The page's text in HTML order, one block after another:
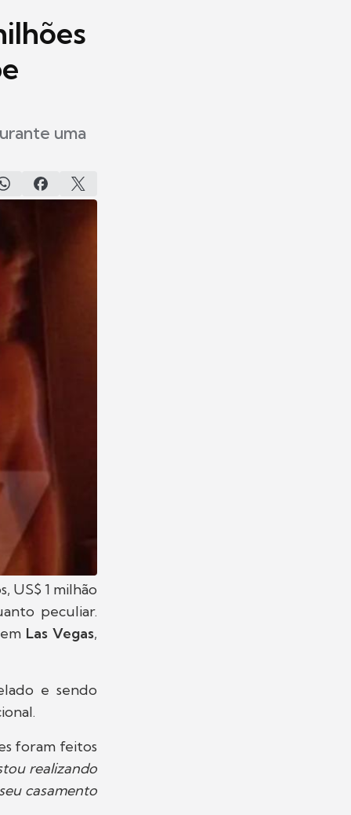
uma
US$ 1 milhão
peculiar.
Las Vegas,
e sendo
foram feitos
realizando
casamento